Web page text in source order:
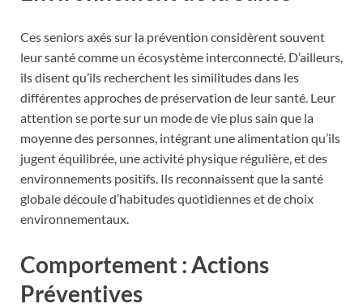
Ces seniors axés sur la prévention considèrent souvent
leur santé comme un écosystème interconnecté. D’ailleurs,
ils disent qu’ils recherchent les similitudes dans les
différentes approches de préservation de leur santé. Leur
attention se porte sur un mode de vie plus sain que la
moyenne des personnes, intégrant une alimentation qu’ils
jugent équilibrée, une activité physique régulière, et des
environnements positifs. Ils reconnaissent que la santé
globale découle d’habitudes quotidiennes et de choix
environnementaux.
Comportement : Actions
Préventives